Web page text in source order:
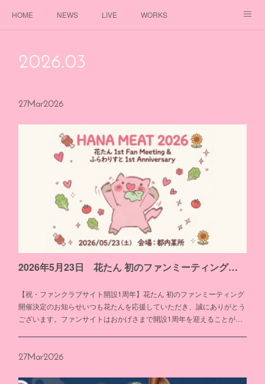
HOME NEWS LIVE WORKS
2026.03
27Mar2026
2026年5月23日 花たん 初のファンミーティング開催決定
【祝・ファンクラブサイト開設1周年】花たん 初のファンミーティング
開催決定のお知らせいつも花たんを応援していただき、誠にありがとう
ございます。ファンサイトはおかげさまで開設1周年を迎えることが…
27Mar2026